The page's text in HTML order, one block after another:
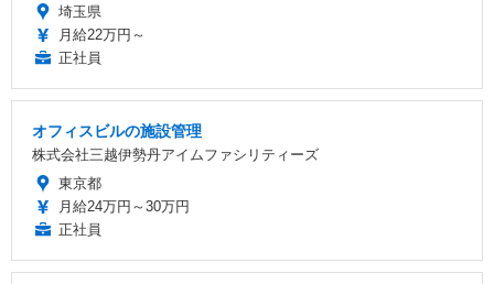
埼玉県
月給22万円～
正社員
オフィスビルの施設管理
株式会社三越伊勢丹アイムファシリティーズ
東京都
月給24万円～30万円
正社員